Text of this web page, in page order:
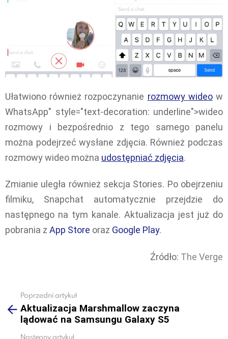
Ułatwiono również rozpoczynanie rozmowy wideow
WhatsApp" style="text-decoration: underline">wideo
rozmowy i bezpośrednio z tego samego panelu
można podejrzeć wysłane zdjęcia. Również podczas
rozmowy wideo można udostępniać zdjęcia.
Zmianie uległa również sekcja Stories. Po obejrzeniu
filmiku, Snapchat automatycznie przejdzie do
następnego na tym kanale. Aktualizacja jest już do
pobrania z App Store oraz Google Play.
Źródło: The Verge
more
Poprzedni artykuł
Aktualizacja Marshmallow zaczyna
lądować na Samsungu Galaxy S5
Następny artykuł